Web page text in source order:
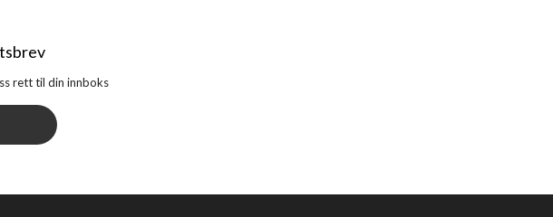
rett til din innboks